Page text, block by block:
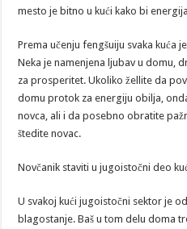
mesto je bitno u kući kako bi
Prema učenju fengšuiju svaka kuća
Neka je namenjena ljubav u domu,
za prosperitet. Ukoliko žellite da
domu protok za energiju obilja,
novca, ali i da posebno obratite
štedite novac.
Novčanik staviti u jugoistočni deo
U svakoj kući jugoistočni sektor je
blagostanje. Baš u tom delu doma